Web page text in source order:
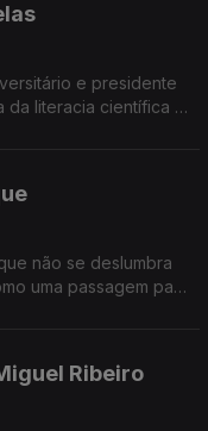
e presidente
da literacia científica e
não se deslumbra
uma passagem para
Ribeiro